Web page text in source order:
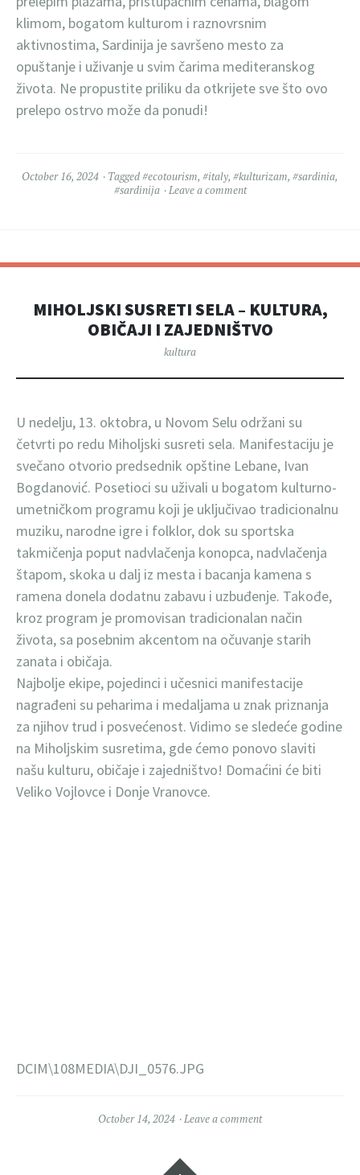
klimom, bogatom kulturom i raznovrsnim
aktivnostima, Sardinija je savršeno mesto za
opuštanje i uživanje u svim čarima mediteranskog
života. Ne propustite priliku da otkrijete sve što ovo
prelepo ostrvo može da ponudi!
October 16, 2024 Tagged#ecotourism, #italy, #kulturizam, #sardinia,
#sardinija
Leave a comment
MIHOLJSKI SUSRETI SELA – KULTURA,
OBIČAJI I ZAJEDNIŠTVO
kultura
U nedelju, 13. oktobra, u Novom Selu održani su
četvrti po redu Miholjski susreti sela. Manifestaciju je
svečano otvorio predsednik opštine Lebane, Ivan
Bogdanović. Posetioci su uživali u bogatom kulturno-
umetničkom programu koji je uključivao tradicionalnu
muziku, narodne igre i folklor, dok su sportska
takmičenja poput nadvlačenja konopca, nadvlačenja
štapom, skoka u dalj iz mesta i bacanja kamena s
ramena donela dodatnu zabavu i uzbuđenje. Takođe,
kroz program je promovisan tradicionalan način
života, sa posebnim akcentom na očuvanje starih
zanata i običaja.
Najbolje ekipe, pojedinci i učesnici manifestacije
nagrađeni su peharima i medaljama u znak priznanja
za njihov trud i posvećenost. Vidimo se sledeće godine
na Miholjskim susretima, gde ćemo ponovo slaviti
našu kulturu, običaje i zajedništvo! Domaćini će biti
Veliko Vojlovce i Donje Vranovce.
DCIM\108MEDIA\DJI_0576.JPG
October 14, 2024 Leave a comment
Widgets